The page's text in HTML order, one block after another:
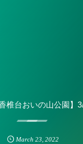
椎台おいの山公園】
March 23,2022